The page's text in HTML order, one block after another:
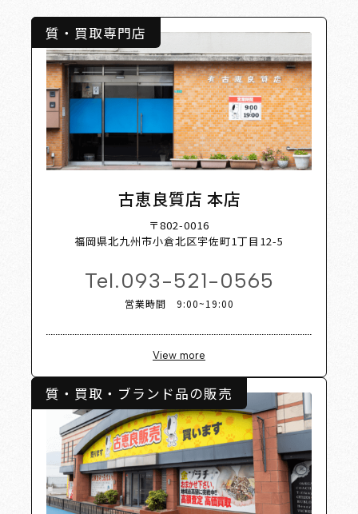
質・買取専門店
古恵良質店 本店
〒802-0016
福岡県北九州市小倉北区宇佐町1丁目12-5
Tel.093-521-0565
営業時間 9:00~19:00
View more
質・買取・ブランド品の販売